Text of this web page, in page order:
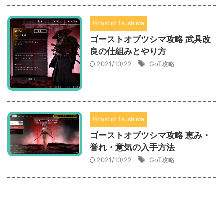
Ghost of Tsushima
ゴーストオブツシマ攻略 武具改
良の仕組みとやり方
2021/10/22 GoT攻略
Ghost of Tsushima
ゴーストオブツシマ攻略 恵み・
誉れ・意気の入手方法
2021/10/22 GoT攻略